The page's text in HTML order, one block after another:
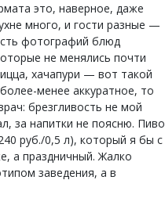
это, наверное, даже
много, и гости разные —
фотографий блюд
не менялись почти
хачапури — вот такой
менее аккуратное, то
брезгливость не мой
за напитки не поясню. Пиво
руб./0,5 л), который я бы с
а праздничный. Жалко
заведения, а в